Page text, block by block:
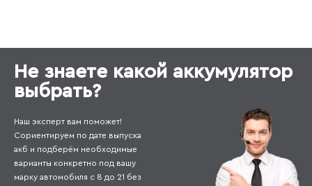
Не знаете какой аккумулятор
выбрать?
Наш эксперт вам поможет!
Сориентируем по дате выпуска
акб и подберём необходимые
варианты конкретно под вашу
марку автомобиля с 8 до 21 без